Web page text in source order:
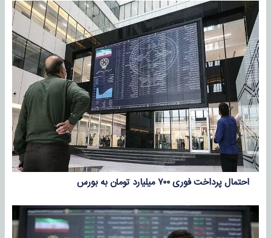
احتمال پرداخت فوری ۷۰۰ میلیارد تومان به بورس